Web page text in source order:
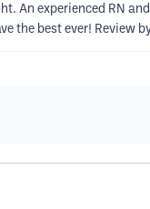
An experienced RN
the best ever! Review